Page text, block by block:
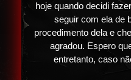
hoje quando decidi
seguir com ela de
procedimento dela e
agradou. Espero
entretanto, caso